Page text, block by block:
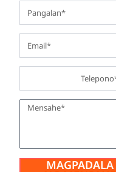
MAGPADALA